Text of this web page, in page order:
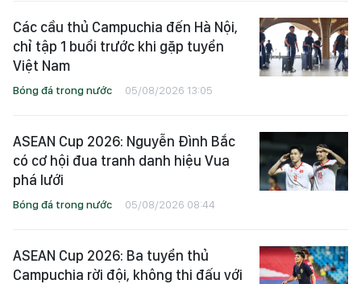
Các cầu thủ Campuchia đến Hà Nội,
chỉ tập 1 buổi trước khi gặp tuyển
Việt Nam
Bóng đá trong nước 05/08/2026 13:05
ASEAN Cup 2026: Nguyễn Đình Bắc
có cơ hội đua tranh danh hiệu Vua
phá lưới
Bóng đá trong nước 05/08/2026 08:44
ASEAN Cup 2026: Ba tuyển thủ
Campuchia rời đội, không thi đấu với